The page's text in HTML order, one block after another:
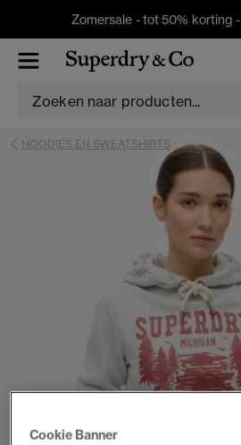
Zomersale - tot 50% korting -
HOODIES EN SWEATSHIRTS
Cookie Banner